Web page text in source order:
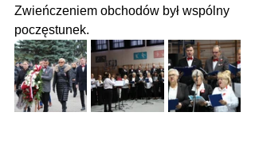
Zwieńczeniem obchodów był wspólny
poczęstunek.